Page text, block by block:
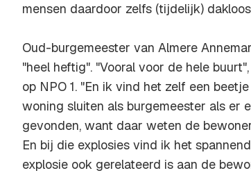
mensen daardoor zelfs (tijdelijk)
Oud-burgemeester van Almere
"heel heftig". "Vooral voor de hele
op NPO 1. "En ik vind het zelf een
woning sluiten als burgemeester als er
gevonden, want daar weten de
En bij die explosies vind ik het
explosie ook gerelateerd is aan de